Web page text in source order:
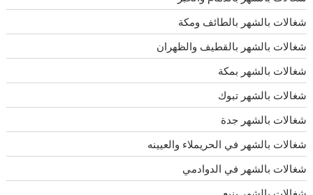
شغالات بالشهر بالطائف ومكة
شغالات بالشهر بالقطيف والظهران
شغالات بالشهر بمكة
شغالات بالشهر تبوك
شغالات بالشهر جدة
شغالات بالشهر في الحريملاء والعيينه
شغالات بالشهر في الدوادمي